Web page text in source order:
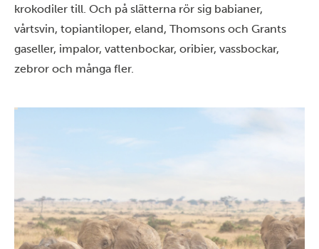
krokodiler till. Och på slätterna rör sig babianer,
vårtsvin, topiantiloper, eland, Thomsons och Grants
gaseller, impalor, vattenbockar, oribier, vassbockar,
zebror och många fler.